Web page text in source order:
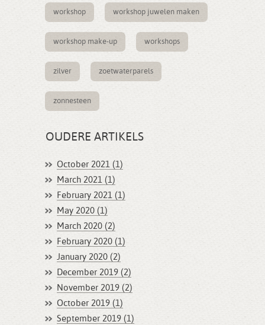
workshop workshop juwelen maken
workshop make-up workshops
zilver zoetwaterparels
zonnesteen
OUDERE ARTIKELS
October 2021 (1)
March 2021 (1)
February 2021 (1)
May 2020 (1)
March 2020 (2)
February 2020 (1)
January 2020 (2)
December 2019 (2)
November 2019 (2)
October 2019 (1)
September 2019 (1)